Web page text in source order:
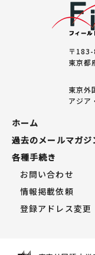
〒
東京
東京外
アジア
ホーム
過去のメールマガジ
各種手続き
お問い合わせ
情報掲載依頼
登録アドレス変更